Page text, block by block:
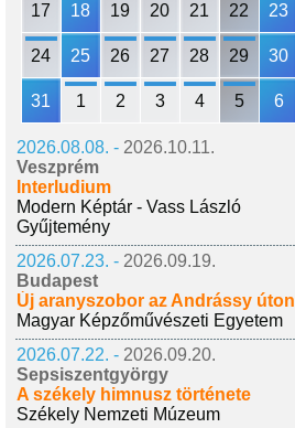
17 18 19 20 21 22 23
24 25 26 27 28 29 30
31 1 2 3 4 5 6
2026.08.08. - 2026.10.11.
Veszprém
Interludium
Modern Képtár - Vass László
Gyűjtemény
2026.07.23. - 2026.09.19.
Budapest
Új aranyszobor az Andrássy úton
Magyar Képzőművészeti Egyetem
2026.07.22. - 2026.09.20.
Sepsiszentgyörgy
A székely himnusz története
Székely Nemzeti Múzeum